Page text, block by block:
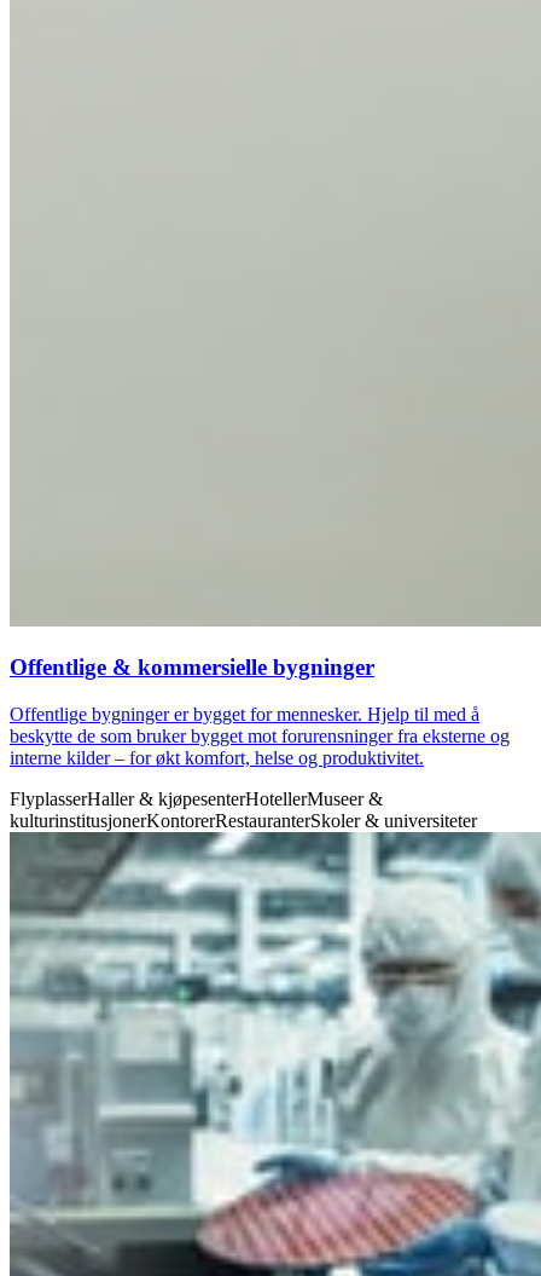
Offentlige & kommersielle bygninger
Offentlige bygninger er bygget for mennesker. Hjelp til med å
beskytte de som bruker bygget mot forurensninger fra eksterne og
interne kilder – for økt komfort, helse og produktivitet.
FlyplasserHaller & kjøpesenterHotellerMuseer &
kulturinstitusjonerKontorerRestauranterSkoler & universiteter